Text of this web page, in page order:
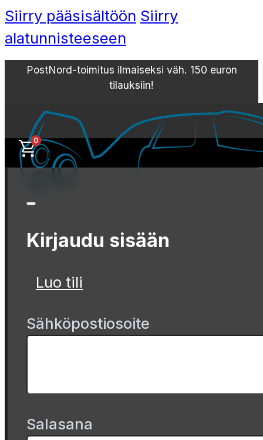
Siirry pääsisältöön Siirry
alatunnisteeseen
PostNord-toimitus ilmaiseksi väh. 150 euron
tilauksiin!
0
Kirjaudu sisään
Luo tili
Sähköpostiosoite
Salasana